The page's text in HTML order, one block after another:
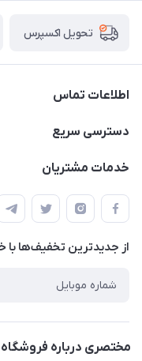
تحویل اکسپرس
اطلاعات تماس
09034287359
دسترسی سریع
حساب کاربری
لیست محصولات
درباره ما
خدمات مشتریان
قوانین و مقررات
حریم خصوصی
راهنما
از جدید‌ترین تخفیف‌ها با‌
مختصری درباره فروشگاه